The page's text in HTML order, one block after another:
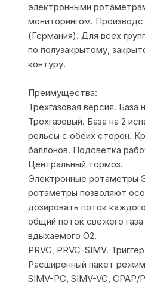
электронными
мониторингом.
(Германия). Для всех
по полузакрытому,
контуру.
Преимущества:
Трехгазовая версия. База
Трехгазовый. База на 2
рельсы с обеих сторон.
баллонов. Подсветка
Центральный тормоз.
Электронные ротаметры
ротаметры позволяют
дозировать поток
общий поток свежего
вдыхаемого О2.
PRVC, PRVC-SIMV.
Расширенный пакет
SIMV-PC, SIMV-VC, CPAP/